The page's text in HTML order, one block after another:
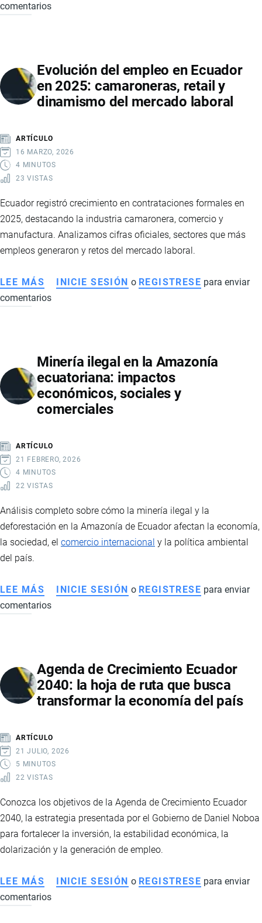
TOQUE
ECUADOR:
IMPLICACIONES
Y
comentarios
Evolución del empleo en Ecuador
en 2025: camaroneras, retail y
dinamismo del mercado laboral
ARTÍCULO
16 MARZO, 2026
4 MINUTOS
23 VISTAS
Ecuador registró crecimiento en contrataciones formales en
2025, destacando la industria camaronera, comercio y
manufactura. Analizamos cifras oficiales, sectores que más
empleos generaron y retos del mercado laboral.
LEE MÁS SOBRE
EVOLUCIÓN
ECUADOR
EN
2025:
CAMARONERAS,
DINAMISMO
DEL
MERCADO
INICIE SESIÓN o REGISTRESE para enviar
comentarios
Minería ilegal en la Amazonía
ecuatoriana: impactos
económicos, sociales y
comerciales
ARTÍCULO
21 FEBRERO, 2026
4 MINUTOS
22 VISTAS
Análisis completo sobre cómo la minería ilegal y la
deforestación en la Amazonía de Ecuador afectan la economía,
la sociedad, el comercio internacional y la política ambiental
del país.
LEE MÁS SOBRE
MINERÍA
AMAZONÍA
ECUATORIANA:
IMPACTOS
Y
COMERCIALES
INICIE SESIÓN o REGISTRESE para enviar
comentarios
Agenda de Crecimiento Ecuador
2040: la hoja de ruta que busca
transformar la economía del país
ARTÍCULO
21 JULIO, 2026
5 MINUTOS
22 VISTAS
Conozca los objetivos de la Agenda de Crecimiento Ecuador
2040, la estrategia presentada por el Gobierno de Daniel Noboa
para fortalecer la inversión, la estabilidad económica, la
dolarización y la generación de empleo.
LEE MÁS SOBRE
AGENDA
INICIE SESIÓN o REGISTRESE para enviar
comentarios